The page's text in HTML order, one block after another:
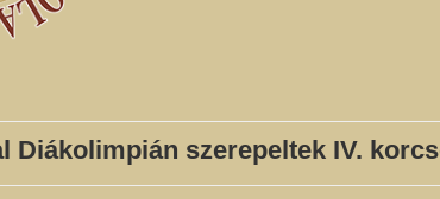
Diákolimpián szerepeltek IV.